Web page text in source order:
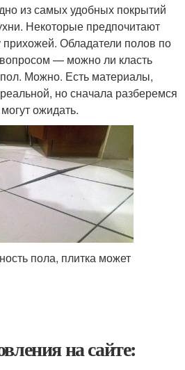
из самых удобных покрытий
Некоторые предпочитают
прихожей. Обладатели полов по
— можно ли класть
Можно. Есть материалы,
но сначала разберемся
ожидать.
пола, плитка может
на сайте: